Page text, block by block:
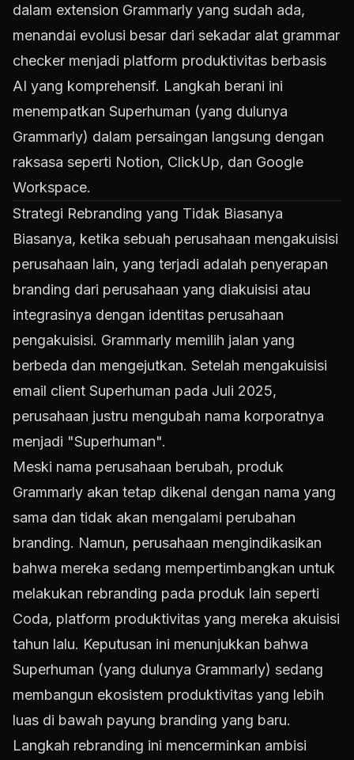
dalam extension Grammarly yang sudah ada,
menandai evolusi besar dari sekadar alat grammar
checker menjadi platform produktivitas berbasis
AI yang komprehensif. Langkah berani ini
menempatkan Superhuman (yang dulunya
Grammarly) dalam persaingan langsung dengan
raksasa seperti Notion, ClickUp, dan Google
Workspace.
Strategi Rebranding yang Tidak Biasanya
Biasanya, ketika sebuah perusahaan mengakuisisi
perusahaan lain, yang terjadi adalah penyerapan
branding dari perusahaan yang diakuisisi atau
integrasinya dengan identitas perusahaan
pengakuisisi. Grammarly memilih jalan yang
berbeda dan mengejutkan. Setelah mengakuisisi
email client Superhuman pada Juli 2025,
perusahaan justru mengubah nama korporatnya
menjadi "Superhuman".
Meski nama perusahaan berubah, produk
Grammarly akan tetap dikenal dengan nama yang
sama dan tidak akan mengalami perubahan
branding. Namun, perusahaan mengindikasikan
bahwa mereka sedang mempertimbangkan untuk
melakukan rebranding pada produk lain seperti
Coda, platform produktivitas yang mereka akuisisi
tahun lalu. Keputusan ini menunjukkan bahwa
Superhuman (yang dulunya Grammarly) sedang
membangun ekosistem produktivitas yang lebih
luas di bawah payung branding yang baru.
Langkah rebranding ini mencerminkan ambisi